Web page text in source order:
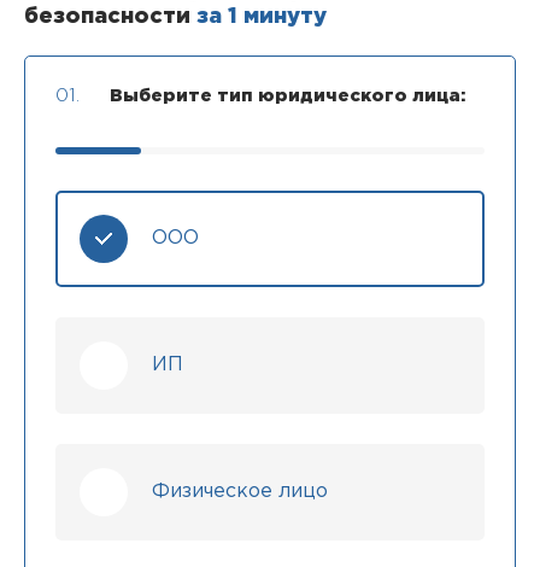
безопасности за 1 минуту
01. Выберите тип юридического лица:
ООО
ИП
Физическое лицо